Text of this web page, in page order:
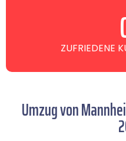
ZUFRIEDENE
Umzug von